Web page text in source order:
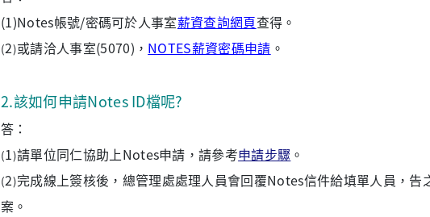
(1)Notes帳號/密碼可於人事室薪資查詢網頁查得。
(2)或請洽人事室(5070)， NOTES薪資密碼申請 。
2.該如何申請Notes ID檔呢?
答：
(1)請單位同仁協助上Notes申請，請參考申請步驟 。
(2)完成線上簽核後，總管理處處理人員會回覆Notes信件給填單人員，
案。